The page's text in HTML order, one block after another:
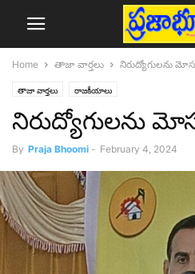
Home తాజా వార్తలు నిరుద్యోగులను
తాజా వార్తలు రాజకీయాలు
నిరుద్యోగులను
By Praja Bhoomi - February 4, 2024